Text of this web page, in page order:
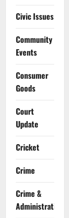
Civic Issues
Community
Events
Consumer
Goods
Court
Update
Cricket
Crime
Crime &
Administration